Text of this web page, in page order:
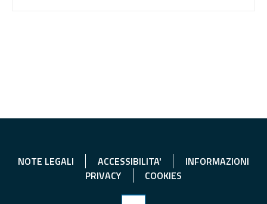
NOTE LEGALI ACCESSIBILITA'
INFORMAZIONI
PRIVACY
COOKIES